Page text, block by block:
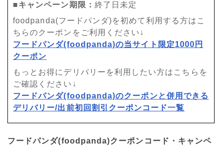
■キャンペーン期限： 終了日未定
foodpanda(フードパンダ)を初めて利用する方はこ
ちらのクーポンをご利用ください↓
フードパンダ(foodpanda)の当サイト限定1000円
クーポン
もっとお得にデリバリーを利用したい方はこちらを
ご確認ください↓
フードパンダ(foodpanda)のクーポンと併用できる
デリバリー/出前初回割引クーポンコード一覧
フードパンダ(foodpanda)クーポンコード・キャンペ